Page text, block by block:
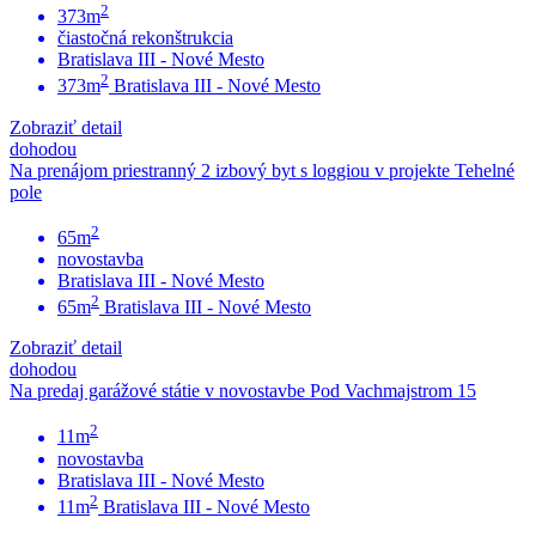
373m2
čiastočná rekonštrukcia
Bratislava III - Nové Mesto
373m2 Bratislava III - Nové Mesto
Zobraziť detail
dohodou
Na prenájom priestranný 2 izbový byt s loggiou v projekte Tehelné
pole
65m2
novostavba
Bratislava III - Nové Mesto
65m2 Bratislava III - Nové Mesto
Zobraziť detail
dohodou
Na predaj garážové státie v novostavbe Pod Vachmajstrom 15
11m2
novostavba
Bratislava III - Nové Mesto
11m2 Bratislava III - Nové Mesto